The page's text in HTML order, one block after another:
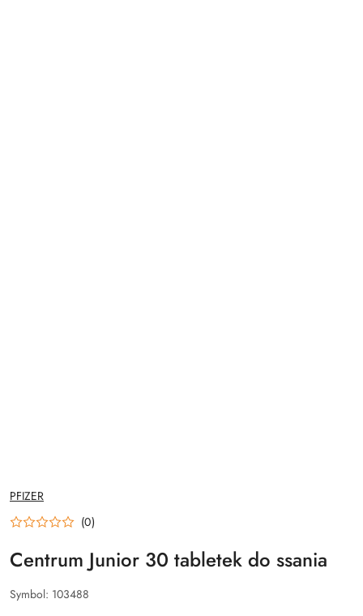
NAZWA
PRODUCENTA:
PFIZER
(0)
Centrum Junior 30 tabletek do ssania
Symbol: 103488